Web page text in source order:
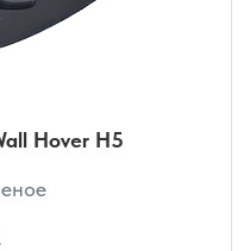
Hover H5